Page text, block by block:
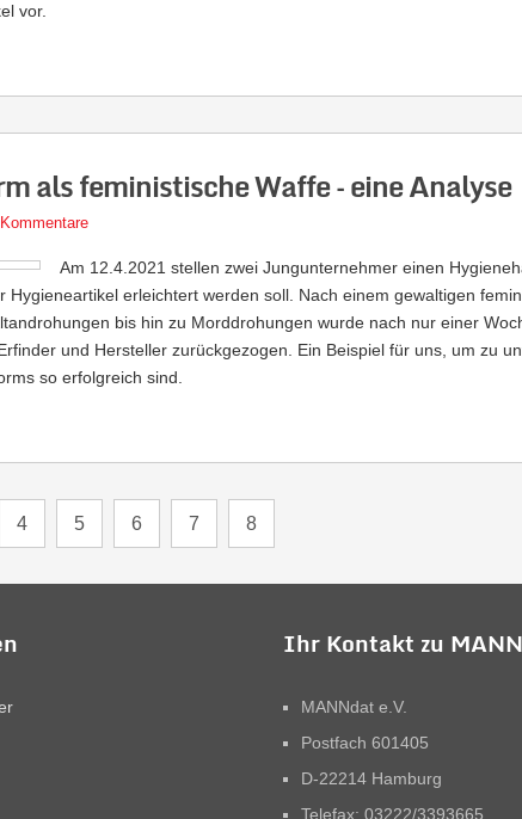
vor.
als feministische Waffe – eine Analyse
Am 12.4.2021 stellen zwei Jungunternehmer einen
Hygieneartikel erleichtert werden soll. Nach einem gewaltigen
bis hin zu Morddrohungen wurde nach nur einer
und Hersteller zurückgezogen. Ein Beispiel für uns, um zu
so erfolgreich sind.
4 5 6 7 8
Ihr Kontakt zu
MANNdat e.V.
Postfach 601405
D-22214 Hamburg
Telefax: 03222/3393665